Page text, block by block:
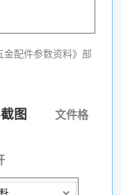
金配件参数资料》部
截图 文件格